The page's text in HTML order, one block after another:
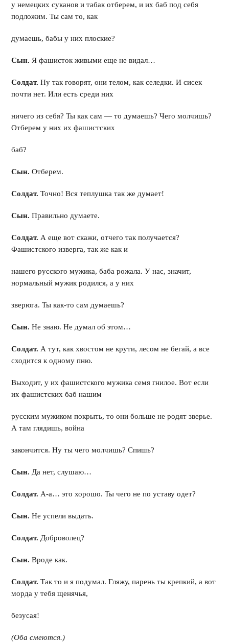
у немецких суканов и табак отберем, и их баб под себя
подложим. Ты сам то, как
думаешь, бабы у них плоские?
Сын. Я фашисток живыми еще не видал…
Солдат. Ну так говорят, они телом, как селедки. И сисек
почти нет. Или есть среди них
ничего из себя? Ты как сам — то думаешь? Чего молчишь?
Отберем у них их фашистских
баб?
Сын.Отберем.
Солдат. Точно! Вся теплушка так же думает!
Сын.Правильно думаете.
Солдат. А еще вот скажи, отчего так получается?
Фашистского изверга, так же как и
нашего русского мужика, баба рожала. У нас, значит,
нормальный мужик родился, а у них
зверюга. Ты как-то сам думаешь?
Сын.Не знаю. Не думал об этом…
Солдат. А тут, как хвостом не крути, лесом не бегай, а все
сходится к одному пню.
Выходит, у их фашистского мужика семя гнилое. Вот если
их фашистских баб нашим
русским мужиком покрыть, то они больше не родят зверье.
А там глядишь, война
закончится. Ну ты чего молчишь? Спишь?
Сын. Да нет, слушаю…
Солдат. А-а… это хорошо. Ты чего не по уставу одет?
Сын.Не успели выдать.
Солдат. Доброволец?
Сын.Вроде как.
Солдат. Так то и я подумал. Гляжу, парень ты крепкий, а вот
морда у тебя щенячья,
безусая!
(Оба смеются.)